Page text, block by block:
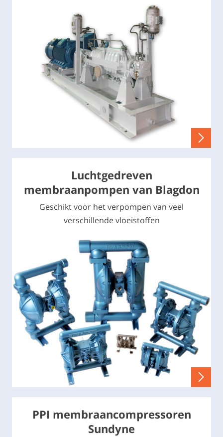
Luchtgedreven
membraanpompen van Blagdon
Geschikt voor het verpompen van veel
verschillende vloeistoffen
PPI membraancompressoren
Sundyne